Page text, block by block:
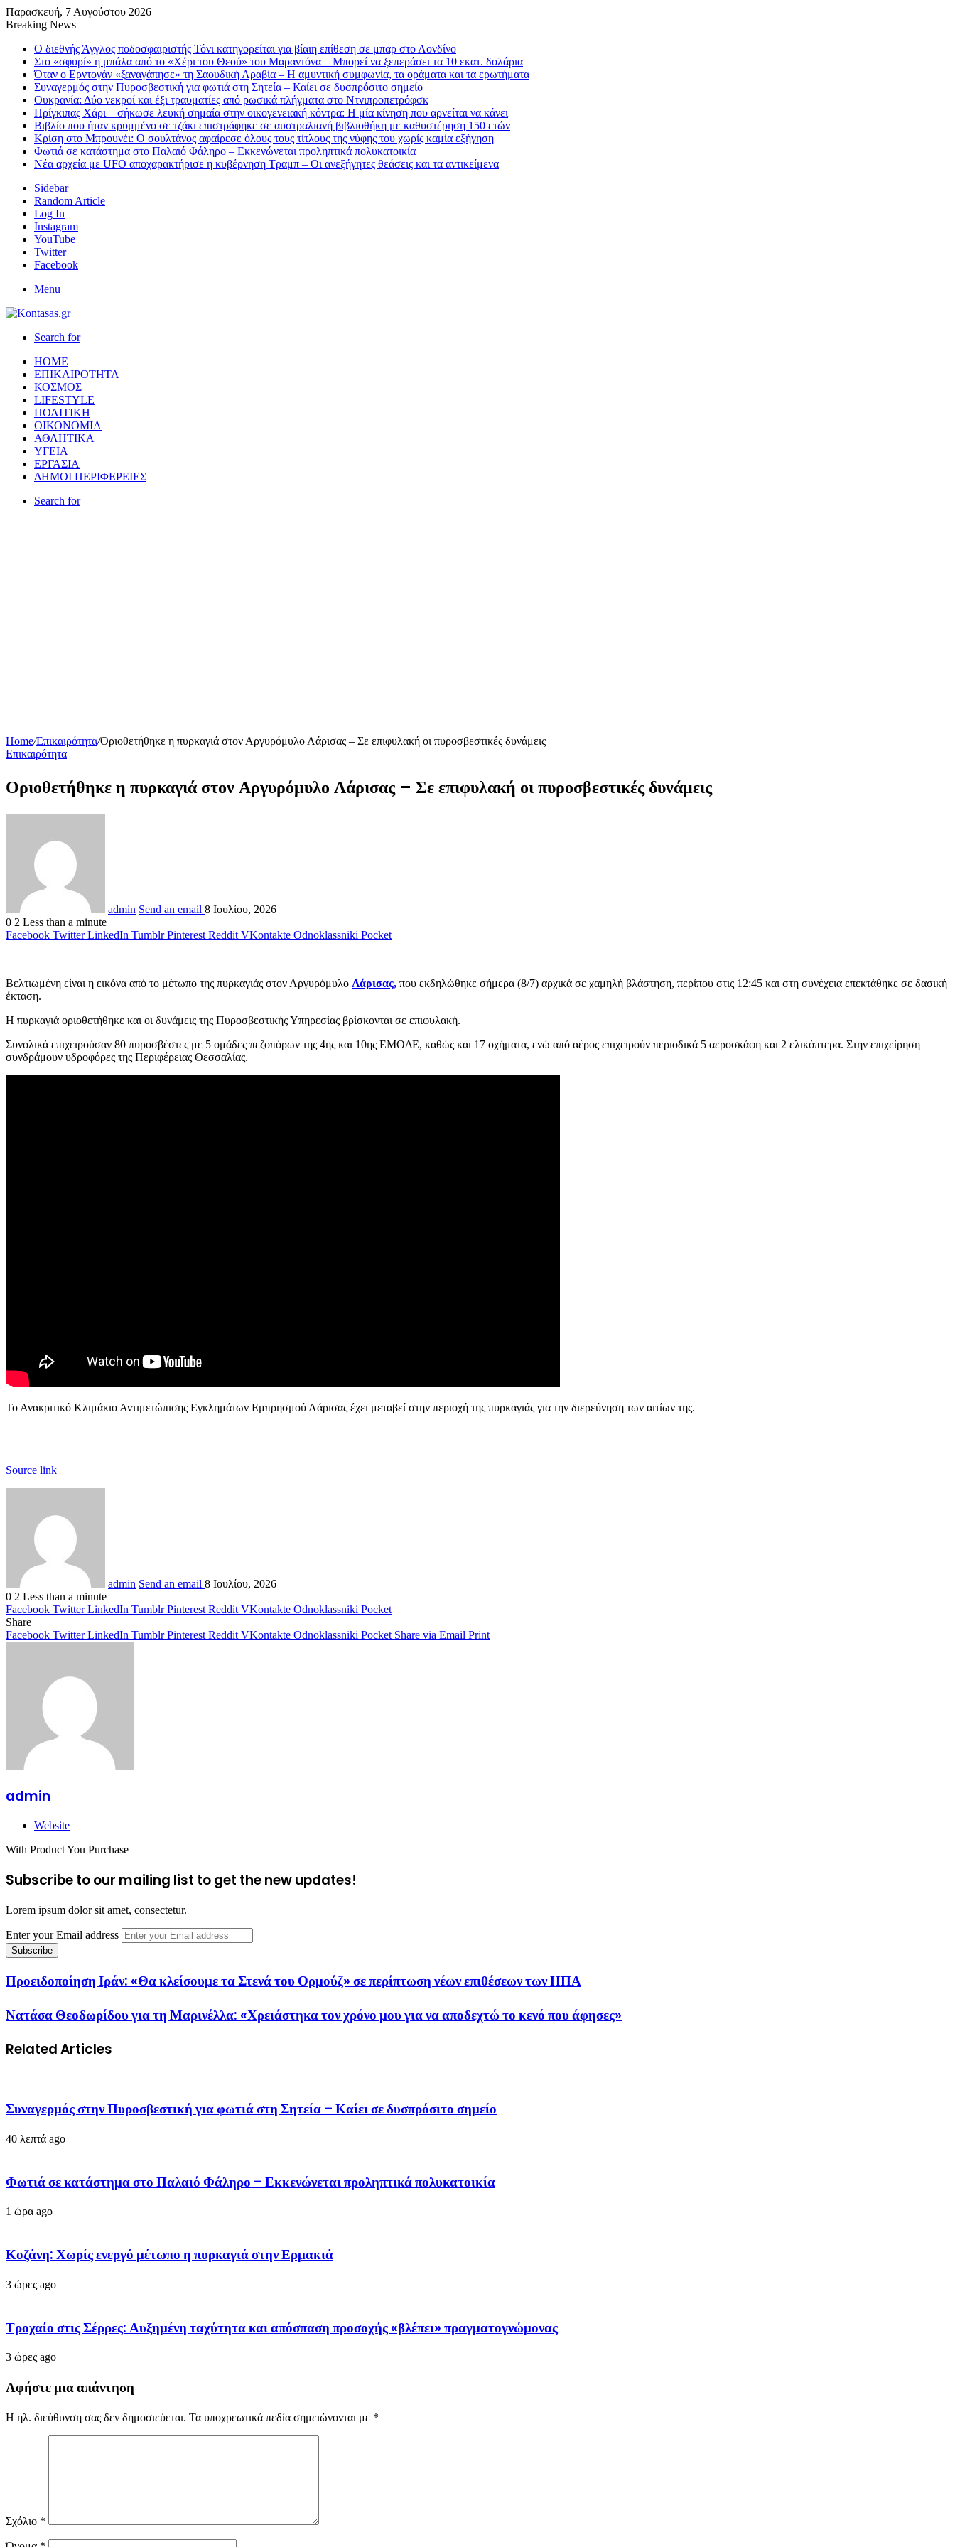
Παρασκευή, 7 Αυγούστου 2026
Breaking News
Ο διεθνής Άγγλος ποδοσφαιριστής Τόνι κατηγορείται για βίαιη επίθεση σε μπαρ στο Λονδίνο
Στο «σφυρί» η μπάλα από το «Χέρι του Θεού» του Μαραντόνα – Μπορεί να ξεπεράσει τα 10 εκατ. δολάρια
Όταν ο Ερντογάν «ξαναγάπησε» τη Σαουδική Αραβία – Η αμυντική συμφωνία, τα οράματα και τα ερωτήματα
Συναγερμός στην Πυροσβεστική για φωτιά στη Σητεία – Καίει σε δυσπρόσιτο σημείο
Ουκρανία: Δύο νεκροί και έξι τραυματίες από ρωσικά πλήγματα στο Ντνιπροπετρόφσκ
Πρίγκιπας Χάρι – σήκωσε λευκή σημαία στην οικογενειακή κόντρα: Η μία κίνηση που αρνείται να κάνει
Βιβλίο που ήταν κρυμμένο σε τζάκι επιστράφηκε σε αυστραλιανή βιβλιοθήκη με καθυστέρηση 150 ετών
Κρίση στο Μπρουνέι: Ο σουλτάνος αφαίρεσε όλους τους τίτλους της νύφης του χωρίς καμία εξήγηση
Φωτιά σε κατάστημα στο Παλαιό Φάληρο – Εκκενώνεται προληπτικά πολυκατοικία
Νέα αρχεία με UFO αποχαρακτήρισε η κυβέρνηση Τραμπ – Οι ανεξήγητες θεάσεις και τα αντικείμενα
Sidebar
Random Article
Log In
Instagram
YouTube
Twitter
Facebook
Menu
Search for
HOME
ΕΠΙΚΑΙΡΌΤΗΤΑ
ΚΌΣΜΟΣ
LIFESTYLE
ΠΟΛΙΤΙΚΉ
ΟΙΚΟΝΟΜΊΑ
ΑΘΛΗΤΙΚΆ
ΥΓΕΊΑ
ΕΡΓΑΣΊΑ
ΔΉΜΟΙ ΠΕΡΙΦΈΡΕΙΕΣ
Search for
Home/Επικαιρότητα/Οριοθετήθηκε η πυρκαγιά στον Αργυρόμυλο Λάρισας – Σε επιφυλακή οι πυροσβεστικές δυνάμεις
Επικαιρότητα
Οριοθετήθηκε η πυρκαγιά στον Αργυρόμυλο Λάρισας – Σε επιφυλακή οι πυροσβεστικές δυνάμεις
admin Send an email 8 Ιουλίου, 2026
0 2 Less than a minute
Facebook Twitter LinkedIn Tumblr Pinterest Reddit VKontakte Odnoklassniki Pocket
Βελτιωμένη είναι η εικόνα από το μέτωπο της πυρκαγιάς στον Αργυρόμυλο Λάρισας, που εκδηλώθηκε σήμερα (8/7) αρχικά σε χαμηλή βλάστηση, περίπου στις 12:45 και στη συνέχεια επεκτάθηκε σε δασική
έκταση.
Η πυρκαγιά οριοθετήθηκε και οι δυνάμεις της Πυροσβεστικής Υπηρεσίας βρίσκονται σε επιφυλακή.
Συνολικά επιχειρούσαν 80 πυροσβέστες με 5 ομάδες πεζοπόρων της 4ης και 10ης ΕΜΟΔΕ, καθώς και 17 οχήματα, ενώ από αέρος επιχειρούν περιοδικά 5 αεροσκάφη και 2 ελικόπτερα. Στην επιχείρηση
συνδράμουν υδροφόρες της Περιφέρειας Θεσσαλίας.
Το Ανακριτικό Κλιμάκιο Αντιμετώπισης Εγκλημάτων Εμπρησμού Λάρισας έχει μεταβεί στην περιοχή της πυρκαγιάς για την διερεύνηση των αιτίων της.
Source link
admin Send an email 8 Ιουλίου, 2026
0 2 Less than a minute
Facebook Twitter LinkedIn Tumblr Pinterest Reddit VKontakte Odnoklassniki Pocket
Share
Facebook Twitter LinkedIn Tumblr Pinterest Reddit VKontakte Odnoklassniki Pocket Share via Email Print
admin
Website
With Product You Purchase
Subscribe to our mailing list to get the new updates!
Lorem ipsum dolor sit amet, consectetur.
Enter your Email address
Προειδοποίηση Ιράν: «Θα κλείσουμε τα Στενά του Ορμούζ» σε περίπτωση νέων επιθέσεων των ΗΠΑ
Νατάσα Θεοδωρίδου για τη Μαρινέλλα: «Χρειάστηκα τον χρόνο μου για να αποδεχτώ το κενό που άφησες»
Related Articles
Συναγερμός στην Πυροσβεστική για φωτιά στη Σητεία – Καίει σε δυσπρόσιτο σημείο
40 λεπτά ago
Φωτιά σε κατάστημα στο Παλαιό Φάληρο – Εκκενώνεται προληπτικά πολυκατοικία
1 ώρα ago
Κοζάνη: Χωρίς ενεργό μέτωπο η πυρκαγιά στην Ερμακιά
3 ώρες ago
Τροχαίο στις Σέρρες: Αυξημένη ταχύτητα και απόσπαση προσοχής «βλέπει» πραγματογνώμονας
3 ώρες ago
Αφήστε μια απάντηση
Η ηλ. διεύθυνση σας δεν δημοσιεύεται. Τα υποχρεωτικά πεδία σημειώνονται με *
Σχόλιο *